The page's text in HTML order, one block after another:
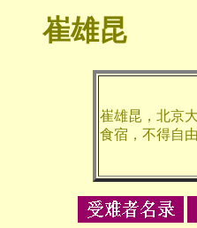
崔雄昆
崔雄昆，北京
食宿，不得自